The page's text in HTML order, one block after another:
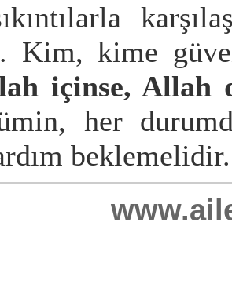
Kim, kime
içinse, Allah
her
beklemelidir.